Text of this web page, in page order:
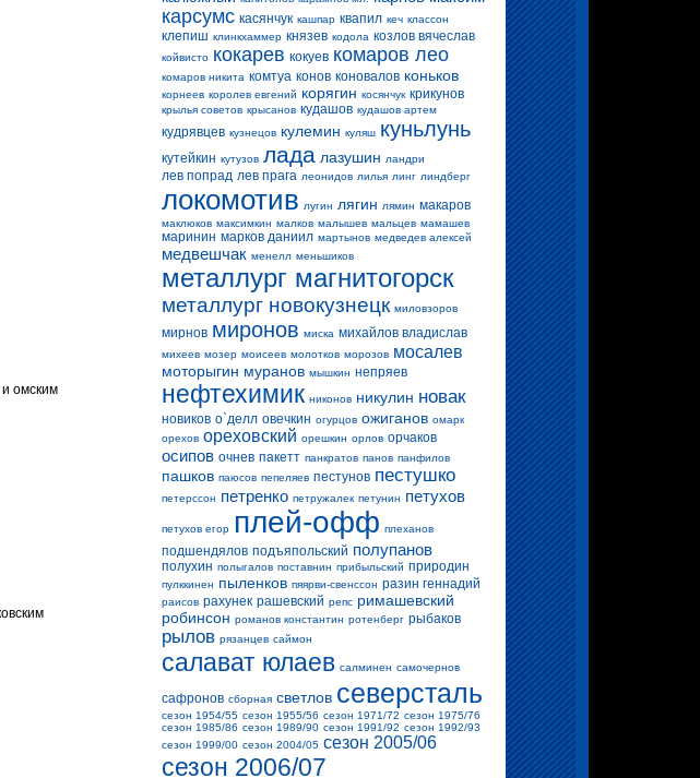
омским
карсумс касянчук кашпар квапил кеч классон
клепиш клинкхаммер князев кодола козлов вячеслав
койвисто кокарев кокуев комаров лео
комаров никита комтуа конов коновалов коньков
корнеев королев евгений корягин косянчук крикунов
крылья советов крысанов кудашов кудашов артем
кудрявцев кузнецов кулемин куляш куньлунь
кутейкин кутузов лада лазушин ландри
лев попрад лев прага леонидов лилья линг линдберг
локомотив лугин лягин лямин макаров
маклюков максимкин малков малышев мальцев мамашев
маринин марков даниил мартынов медведев алексей
медвешчак менелл меньшиков
металлург магнитогорск
металлург новокузнецк миловзоров
мирнов миронов миска михайлов владислав
михеев мозер моисеев молотков морозов мосалев
моторыгин муранов мышкин непряев
нефтехимик никонов никулин новак
новиков о`делл овечкин огурцов ожиганов омарк
орехов ореховский орешкин орлов орчаков
осипов очнев пакетт панкратов панов панфилов
пашков паюсов пепеляев пестунов пестушко
петерссон петренко петружалек петунин петухов
петухов егор плей-офф плеханов
подшендялов подъяпольский полупанов
полухин полыгалов поставнин прибыльский природин
пулккинен пыленков пяярви-свенссон разин геннадий
раисов рахунек рашевский репс римашевский
робинсон романов константин ротенберг рыбаков
рылов рязанцев саймон
салават юлаев салминен самочернов
сафронов сборная светлов северсталь
сезон 1954/55 сезон 1955/56 сезон 1971/72 сезон 1975/76
сезон 1985/86 сезон 1989/90 сезон 1991/92 сезон 1992/93
сезон 1999/00 сезон 2004/05 сезон 2005/06
сезон 2006/07